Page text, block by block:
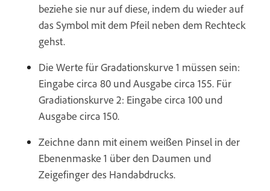
beziehe sie nur auf diese, indem du wieder auf
das Symbol mit dem Pfeil neben dem Rechteck
gehst.
Die Werte für Gradationskurve 1 müssen sein:
Eingabe circa 80 und Ausgabe circa 155. Für
Gradiationskurve 2: Eingabe circa 100 und
Ausgabe circa 150.
Zeichne dann mit einem weißen Pinsel in der
Ebenenmaske 1 über den Daumen und
Zeigefinger des Handabdrucks.